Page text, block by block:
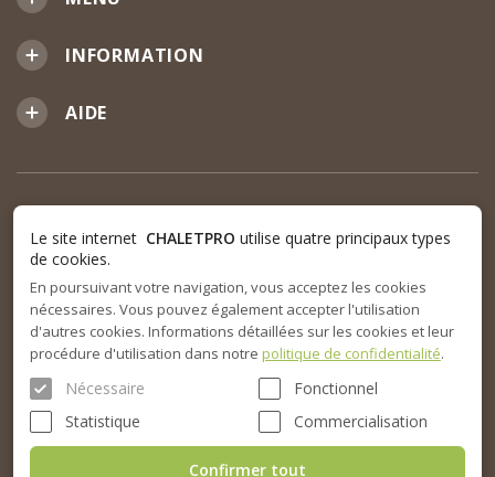
INFORMATION
AIDE
Le site internet CHALETPRO utilise quatre principaux types
de cookies.
En poursuivant votre navigation, vous acceptez les cookies
nécessaires. Vous pouvez également accepter l'utilisation
d'autres cookies. Informations détaillées sur les cookies et leur
procédure d'utilisation dans notre politique de confidentialité.
Nécessaire
Fonctionnel
Statistique
Commercialisation
Confirmer tout